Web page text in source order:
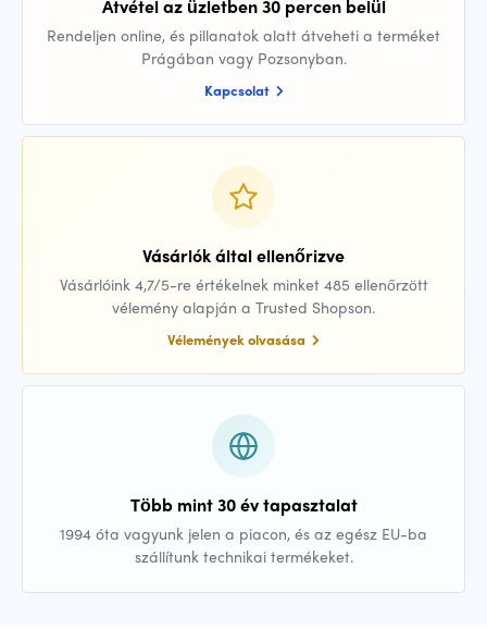
Átvétel az üzletben 30 percen belül
Rendeljen online, és pillanatok alatt átveheti a terméket
Prágában vagy Pozsonyban.
Kapcsolat
Vásárlók által ellenőrizve
Vásárlóink 4,7/5-re értékelnek minket 485 ellenőrzött
vélemény alapján a Trusted Shopson.
Vélemények olvasása
Több mint 30 év tapasztalat
1994 óta vagyunk jelen a piacon, és az egész EU-ba
szállítunk technikai termékeket.